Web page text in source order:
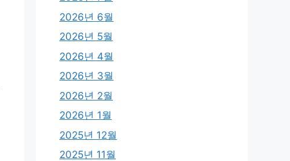
2026년 6월
2026년 5월
2026년 4월
2026년 3월
2026년 2월
2026년 1월
2025년 12월
2025년 11월